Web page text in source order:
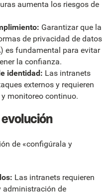
aumenta los riesgos de
Garantizar que la
de privacidad de datos
es fundamental para evitar
la confianza.
identidad: Las intranets
externos y requieren
monitoreo continuo.
de «configúrala y
Las intranets requieren
administración de